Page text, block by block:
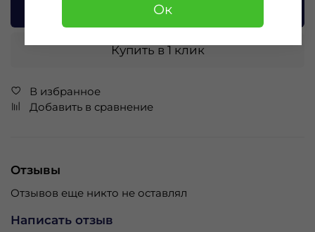
В корзину
Купить в 1 клик
В избранное
Добавить в сравнение
Отзывы
Отзывов еще никто не оставлял
Написать отзыв
Ок